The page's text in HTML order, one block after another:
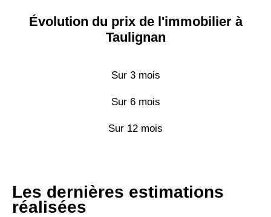
Évolution du prix de l'immobilier à
Taulignan
Sur 3 mois
Sur 6 mois
Sur 12 mois
Les dernières estimations
réalisées